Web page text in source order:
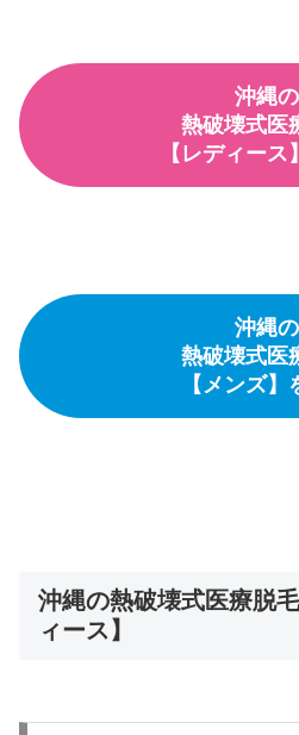
沖縄の
熱破壊式医
【レディース
沖縄の
熱破壊式医
【メンズ】
沖縄の熱破壊式医療脱
ィース】